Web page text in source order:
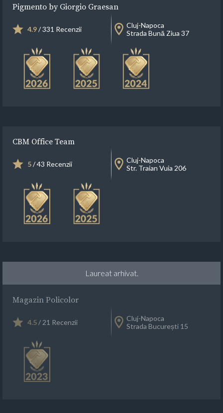
Pigmento by Giorgio Graesan
4.9/ 331 Recenzii
Cluj-Napoca
Strada Bună Ziua 37
CBM Office Team
5/ 43 Recenzii
Cluj-Napoca
Str. Traian Vuia 206
Laureat arhivat.
Magazin Policolor
4.5/ 21 Recenzii
Cluj-Napoca
Strada București 15